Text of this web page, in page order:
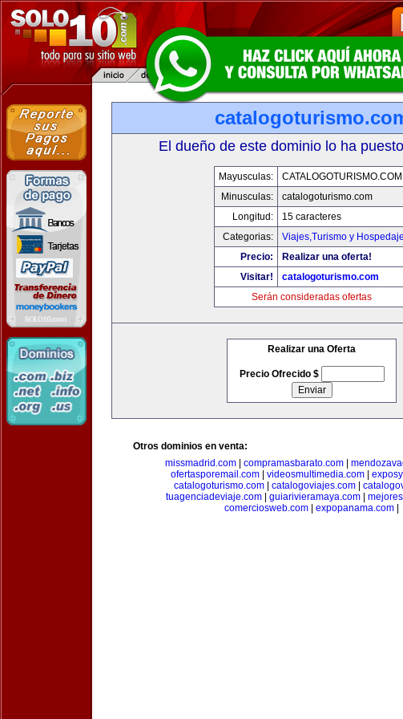
El dueño de este dominio lo ha
Mayusculas:
CATALOGOTURISMO.COM
Minusculas:
catalogoturismo.com
Longitud:
15 caracteres
Categorias:
Viajes,Turismo y Hospedaje
Precio:
Realizar una oferta!
Visitar!
catalogoturismo.com
Serán consideradas ofertas
Realizar una Oferta
Precio Ofrecido $
Otros dominios en venta:
missmadrid.com| compramasbarato.com|
ofertasporemail.com
videosmultimedia.com
catalogoturismo.com
catalogoviajes.com
tuagenciadeviaje.com| guiarivieramaya.com|
comerciosweb.com
expopanama.com